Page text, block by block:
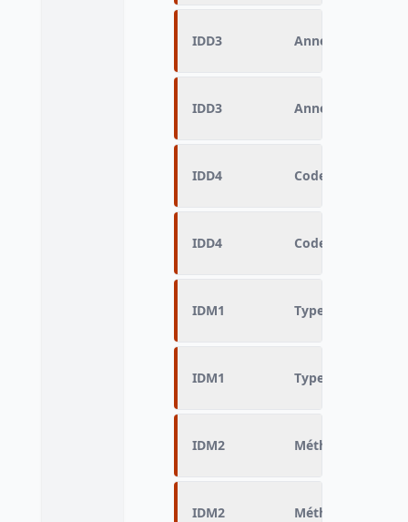
IDD3 Année de fin
IDD3 Année de fin
IDD4 Code Insee ville
IDD4 Code Insee ville
IDM1 Type d'enquête
IDM1 Type d'enquête
IDM2 Méthode de
IDM2 Méthode de